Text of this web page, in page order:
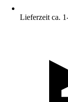
Lieferzeit ca.